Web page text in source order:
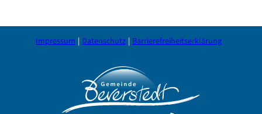
Impressum Datenschutz Barrierefreiheitserklärung